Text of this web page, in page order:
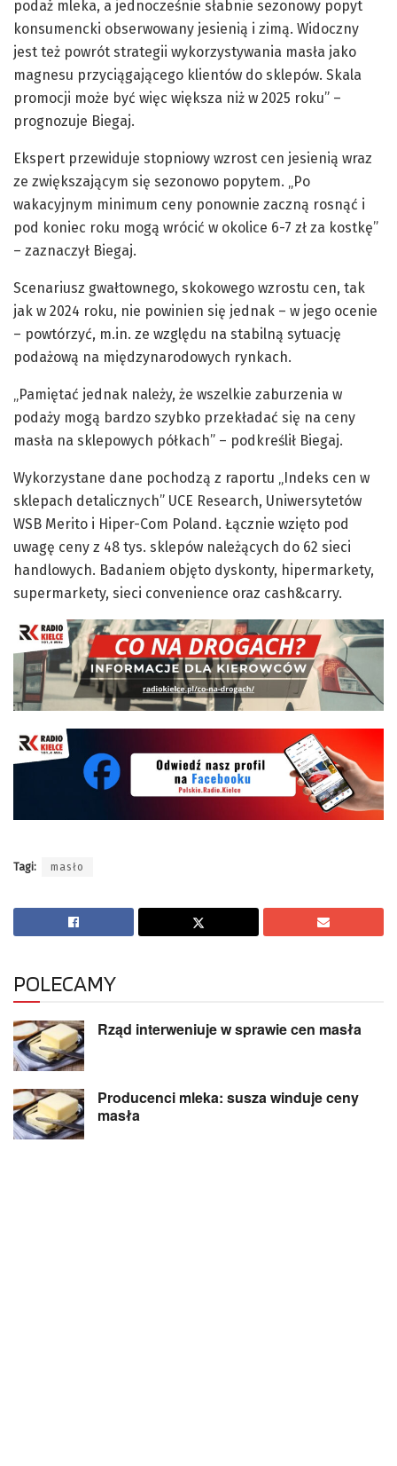
podaż mleka, a jednocześnie słabnie sezonowy popyt
konsumencki obserwowany jesienią i zimą. Widoczny
jest też powrót strategii wykorzystywania masła jako
magnesu przyciągającego klientów do sklepów. Skala
promocji może być więc większa niż w 2025 roku” –
prognozuje Biegaj.
Ekspert przewiduje stopniowy wzrost cen jesienią wraz
ze zwiększającym się sezonowo popytem. „Po
wakacyjnym minimum ceny ponownie zaczną rosnąć i
pod koniec roku mogą wrócić w okolice 6-7 zł za kostkę”
– zaznaczył Biegaj.
Scenariusz gwałtownego, skokowego wzrostu cen, tak
jak w 2024 roku, nie powinien się jednak – w jego ocenie
– powtórzyć, m.in. ze względu na stabilną sytuację
podażową na międzynarodowych rynkach.
„Pamiętać jednak należy, że wszelkie zaburzenia w
podaży mogą bardzo szybko przekładać się na ceny
masła na sklepowych półkach” – podkreślił Biegaj.
Wykorzystane dane pochodzą z raportu „Indeks cen w
sklepach detalicznych” UCE Research, Uniwersytetów
WSB Merito i Hiper-Com Poland. Łącznie wzięto pod
uwagę ceny z 48 tys. sklepów należących do 62 sieci
handlowych. Badaniem objęto dyskonty, hipermarkety,
supermarkety, sieci convenience oraz cash&carry.
Tagi: masło
POLECAMY
Rząd interweniuje w sprawie cen masła
Producenci mleka: susza winduje ceny
masła